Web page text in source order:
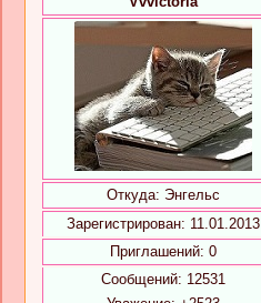
Откуда: Энгельс
Зарегистрирован: 11.01.2013
Приглашений: 0
Сообщений: 12531